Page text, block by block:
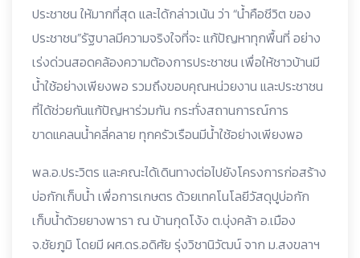
ประชาชน ให้มากที่สุด และได้กล่าวเน้น ว่า “น้ำคือชีวิต ของ
ประชาชน”รัฐบาลมีความจริงใจที่จะ แก้ปัญหาทุกพื้นที่ อย่าง
เร่งด่วนสอดคล้องความต้องการประชาชน เพื่อให้ชาวบ้านมี
น้ำใช้อย่างเพียงพอ รวมถึงขอบคุณหน่วยงาน และประชาชน
ที่ได้ช่วยกันแก้ปัญหาร่วมกัน กระทั่งสถานการณ์การ
ขาดแคลนน้ำคลี่คลาย ทุกครัวเรือนมีน้ำใช้อย่างเพียงพอ
พล.อ.ประวิตร และคณะได้เดินทางต่อไปยังโครงการก่อสร้าง
บ่อกักเก็บน้ำ เพื่อการเกษตร ด้วยเทคโนโลยีวัสดุปูบ่อกัก
เก็บน้ำด้วยยางพารา ณ บ้านกุดโง้ง ต.บุ่งคล้า อ.เมือง
จ.ชัยภูมิ โดยมี ผศ.ดร.อดิศัย รุ่งวิชานิวัฒน์ จาก ม.สงขลาฯ